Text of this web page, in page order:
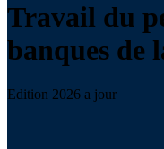
Travail du
banques de
Edition 2026 a jour